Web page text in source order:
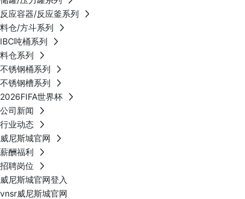
反应容器/反应釜系列
料仓/方斗系列
IBC吨桶系列
料仓系列
不锈钢桶系列
不锈钢槽系列
2026FIFA世界杯
公司新闻
行业动态
威尼斯城官网
薪酬福利
招聘岗位
威尼斯城官网登入
vnsr威尼斯城官网